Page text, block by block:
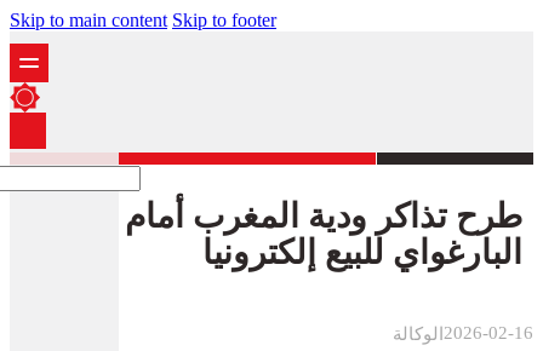
Skip to main content Skip to footer
طرح تذاكر ودية المغرب أمام
البارغواي للبيع إلكترونيا
الوكالة 2026-02-16